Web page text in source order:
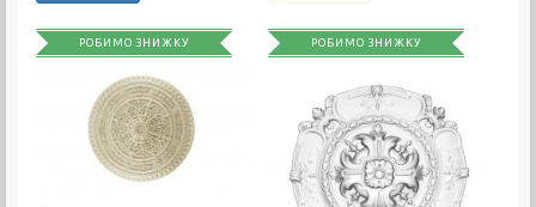
РОБИМО ЗНИЖКУ РОБИМО ЗНИЖКУ